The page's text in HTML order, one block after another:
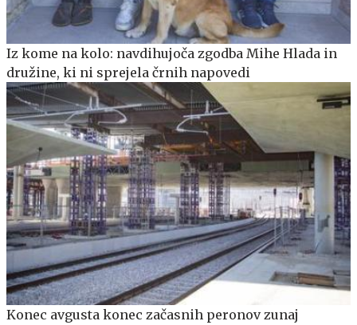
Iz kome na kolo: navdihujoča zgodba Mihe Hlada in
družine, ki ni sprejela črnih napovedi
Konec avgusta konec začasnih peronov zunaj